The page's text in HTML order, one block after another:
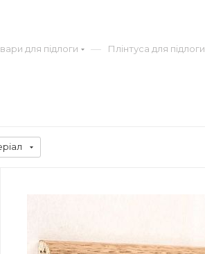
для підлоги — Плінтуса для підлоги
18 мм